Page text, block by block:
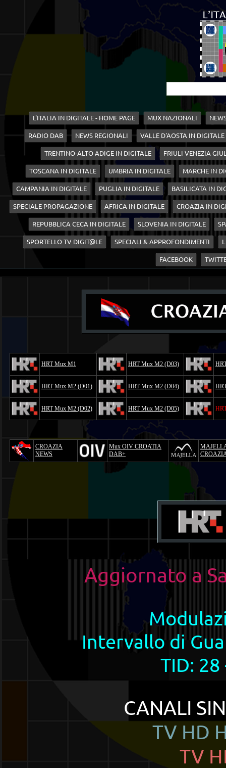
L'ITALIA IN DIGITALE - HOME PAGE MUX NAZIONALI
RADIO DAB NEWS REGIONALI VALLE D'AOSTA IN DIGITALE
TRENTINO-ALTO ADIGE IN DIGITALE FRIULI VENEZIA
TOSCANA IN DIGITALE UMBRIA IN DIGITALE MARCHE IN
CAMPANIA IN DIGITALE PUGLIA IN DIGITALE BASILICATA IN
SPECIALE PROPAGAZIONE AFRICA IN DIGITALE CROAZIA IN
REPUBBLICA CECA IN DIGITALE SLOVENIA IN DIGITALE
SPORTELLO TV DIGIT@LE SPECIALI & APPROFONDIMENTI
FACEBOOK
HRT Mux M1 HRT Mux M2 (D03)
HRT Mux M2 (D01) HRT Mux M2 (D04)
HRT Mux M2 (D02) HRT Mux M2 (D05)
CROAZIA
NEWS
Mux OIV CROATIA
DAB+
Aggiornato a
Intervallo di
TID: 28
CANALI
TV HD
TV